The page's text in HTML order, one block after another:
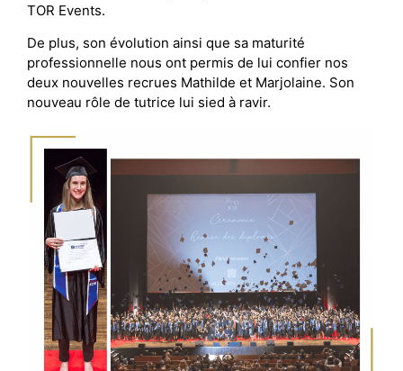
TOR Events.
De plus, son évolution ainsi que sa maturité
professionnelle nous ont permis de lui confier nos
deux nouvelles recrues Mathilde et Marjolaine. Son
nouveau rôle de tutrice lui sied à ravir.